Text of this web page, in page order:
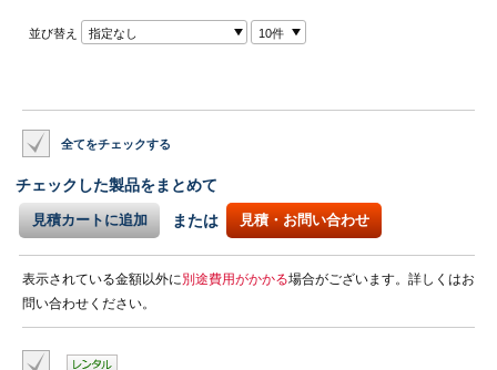
並び替え 指定なし 10件
全てをチェックする
チェックした製品をまとめて
見積カートに追加 または 見積・お問い合わせ
表示されている金額以外に別途費用がかかる場合がございます。詳しくはお
問い合わせください。